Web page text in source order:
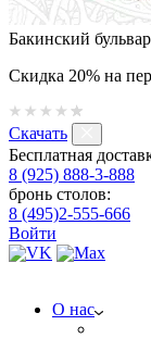
Бакинский бульвар
Скидка 20% на
Скачать
Бесплатная
8 (925) 888-3-888
бронь столов:
8 (495)2-555-666
Войти
О нас